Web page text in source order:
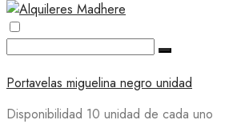
Portavelas miguelina negro unidad
Disponibilidad 10 unidad de cada uno